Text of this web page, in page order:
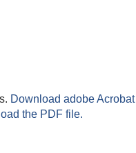
Download adobe Acrobat
the PDF file.